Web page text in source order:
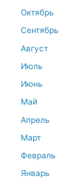
Октябрь
Сентябрь
Август
Июль
Июнь
Май
Апрель
Март
Февраль
Январь